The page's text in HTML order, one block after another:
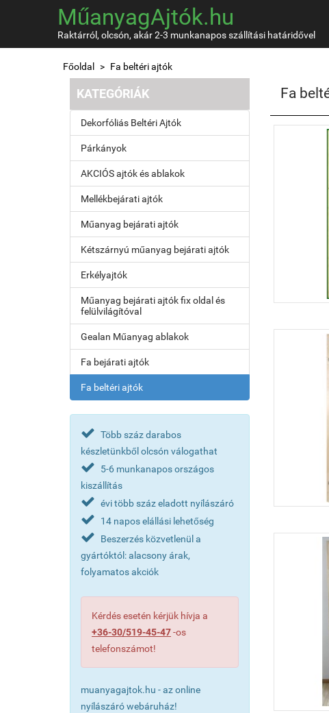
MűanyagAjtók.hu
Raktárról, olcsón, akár 2-3 munkanapos szállítási határidővel
Főoldal Fa beltéri ajtók
KATEGÓRIÁK
Dekorfóliás Beltéri Ajtók
Párkányok
AKCIÓS ajtók és ablakok
Mellékbejárati ajtók
Műanyag bejárati ajtók
Kétszárnyú műanyag bejárati ajtók
Erkélyajtók
Műanyag bejárati ajtók fix oldal és
felülvilágítóval
Gealan Műanyag ablakok
Fa bejárati ajtók
Fa beltéri ajtók
Több száz darabos
készletünkből olcsón válogathat
5-6 munkanapos országos
kiszállítás
évi több száz eladott nyílászáró
14 napos elállási lehetőség
Beszerzés közvetlenül a
gyártóktól: alacsony árak,
folyamatos akciók
Kérdés esetén kérjük hívja a
+36-30/519-45-47-os
telefonszámot!
muanyagajtok.hu - az online
nyílászáró webáruház!
Fa